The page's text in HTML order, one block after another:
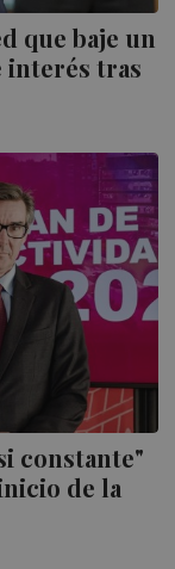
que baje un
tras
constante"
de la